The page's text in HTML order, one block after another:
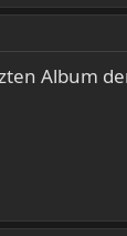
Album